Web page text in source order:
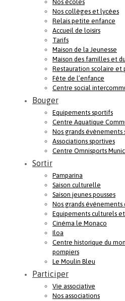
Nos écoles
Nos collèges et lycées
Relais petite enfance
Accueil de loisirs
Tarifs
Maison de la Jeunesse
Maison des familles et
Restauration scolaire et
Fête de l’enfance
Centre social
Bouger
Equipements sportifs
Centre Aquatique
Nos grands évènements
Associations sportives
Centre Omnisports
Sortir
Pamparina
Saison culturelle
Saison jeunes pousses
Nos grands événements
Equipements culturels
Cinéma le Monaco
Iloa
Centre historique du
pompiers
Le Moulin Bleu
Participer
Vie associative
Nos associations